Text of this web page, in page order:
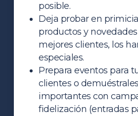
posible.
Deja probar en
productos y
mejores clientes, los
especiales.
Prepara eventos para
clientes o
importantes con
fidelización (entradas